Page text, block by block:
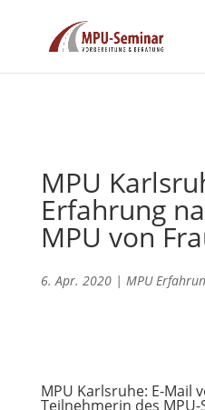
MPU
Erfahrung
MPU von
6. Apr. 2020| MPU
MPU Karlsruhe: E-Mail
Teilnehmerin des